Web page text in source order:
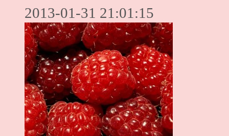
2013-01-31 21:01:15